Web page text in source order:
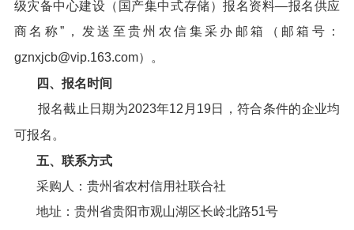
级灾备中心建设（国产集中式存储）报名资料—报名供应
商名称”，发送至贵州农信集采办邮箱（邮箱号：
gznxjcb@vip.163.com）。
四、报名时间
报名截止日期为2023年12月19日，符合条件的企业均
可报名。
五、联系方式
采购人：贵州省农村信用社联合社
地址：贵州省贵阳市观山湖区长岭北路51号